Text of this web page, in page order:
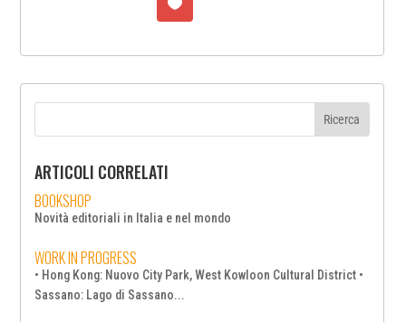
ARTICOLI CORRELATI
BOOKSHOP
Novità editoriali in Italia e nel mondo
WORK IN PROGRESS
• Hong Kong: Nuovo City Park, West Kowloon Cultural District •
Sassano: Lago di Sassano...